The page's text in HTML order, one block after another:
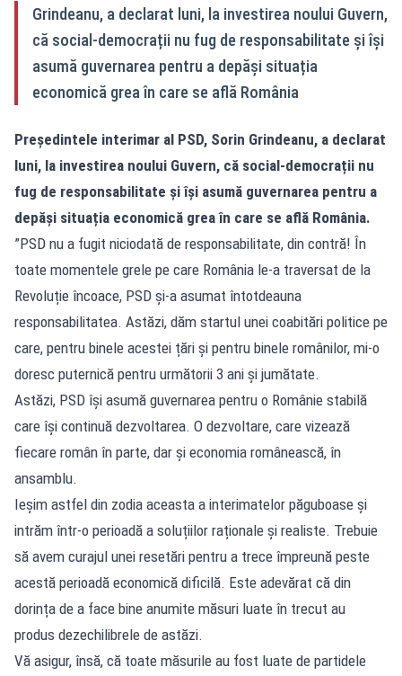
Grindeanu, a declarat luni, la investirea noului Guvern,
că social-democrații nu fug de responsabilitate și își
asumă guvernarea pentru a depăși situația
economică grea în care se află România
Președintele interimar al PSD, Sorin Grindeanu, a declarat
luni, la investirea noului Guvern, că social-democrații nu
fug de responsabilitate și își asumă guvernarea pentru a
depăși situația economică grea în care se află România.
”PSD nu a fugit niciodată de responsabilitate, din contră! În
toate momentele grele pe care România le-a traversat de la
Revoluție încoace, PSD și-a asumat întotdeauna
responsabilitatea. Astăzi, dăm startul unei coabitări politice pe
care, pentru binele acestei țări și pentru binele românilor, mi-o
doresc puternică pentru următorii 3 ani și jumătate.
Astăzi, PSD își asumă guvernarea pentru o Românie stabilă
care își continuă dezvoltarea. O dezvoltare, care vizează
fiecare român în parte, dar și economia românească, în
ansamblu.
Ieșim astfel din zodia aceasta a interimatelor păguboase și
intrăm într-o perioadă a soluțiilor raționale și realiste. Trebuie
să avem curajul unei resetări pentru a trece împreună peste
acestă perioadă economică dificilă. Este adevărat că din
dorința de a face bine anumite măsuri luate în trecut au
produs dezechilibrele de astăzi.
Vă asigur, însă, că toate măsurile au fost luate de partidele